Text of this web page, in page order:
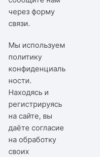
черезформу
связи.
Мы используем
политику
конфиденциаль
ности.
Находясь и
регистрируясь
на сайте, вы
даёте согласие
на обработку
своих